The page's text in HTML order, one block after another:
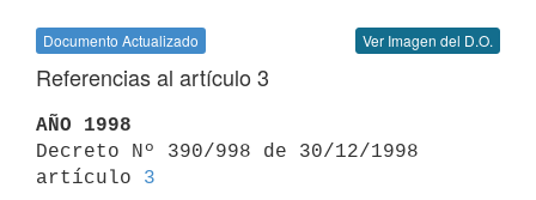
Documento Actualizado Ver Imagen del D.O.
Referencias al artículo 3
AÑO 1998
Decreto Nº 390/998 de 30/12/1998
artículo 3